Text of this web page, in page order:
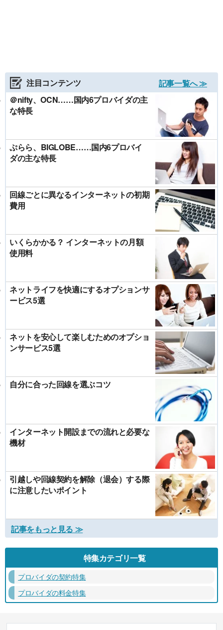
注目コンテンツ
記事一覧へ ≫
＠nifty、OCN……国内6プロバイダの主
な特長
ぷらら、BIGLOBE……国内6プロバイ
ダの主な特長
回線ごとに異なるインターネットの初期
費用
いくらかかる？ インターネットの月額
使用料
ネットライフを快適にするオプションサ
ービス5選
ネットを安心して楽しむためのオプショ
ンサービス5選
自分に合った回線を選ぶコツ
インターネット開設までの流れと必要な
機材
引越しや回線契約を解除（退会）する際
に注意したいポイント
記事をもっと見る ≫
特集カテゴリ一覧
プロバイダの契約特集
プロバイダの料金特集